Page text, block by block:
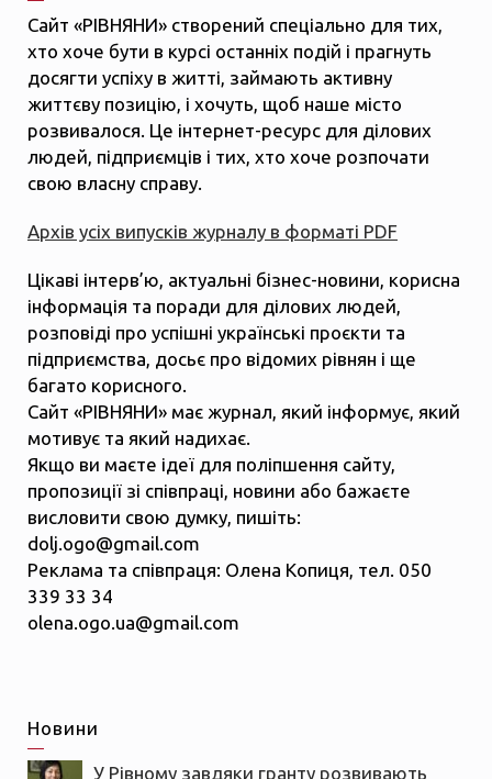
Сайт «РІВНЯНИ» створений спеціально для тих,
хто хоче бути в курсі останніх подій і прагнуть
досягти успіху в житті, займають активну
життєву позицію, і хочуть, щоб наше місто
розвивалося. Це інтернет-ресурс для ділових
людей, підприємців і тих, хто хоче розпочати
свою власну справу.
Архів усіх випусків журналу в форматі PDF
Цікаві інтерв’ю, актуальні бізнес-новини, корисна
інформація та поради для ділових людей,
розповіді про успішні українські проєкти та
підприємства, досьє про відомих рівнян і ще
багато корисного.
Сайт «РІВНЯНИ» має журнал, який інформує, який
мотивує та який надихає.
Якщо ви маєте ідеї для поліпшення сайту,
пропозиції зі співпраці, новини або бажаєте
висловити свою думку, пишіть:
dolj.ogo@gmail.com
Реклама та співпраця: Олена Копиця, тел. 050
339 33 34
olena.ogo.ua@gmail.com
Новини
У Рівному завдяки гранту розвивають